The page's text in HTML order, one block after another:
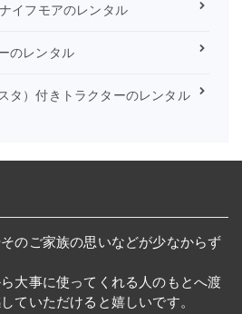
イフモアのレンタル
のレンタル
タ）付きトラクターのレンタル
のご家族の思いなどが少なからず
大事に使ってくれる人のもとへ渡
ていただけると嬉しいです。